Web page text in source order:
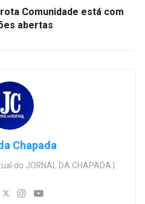
Comunidade está com
abertas
Chapada
do JORNAL DA CHAPADA |